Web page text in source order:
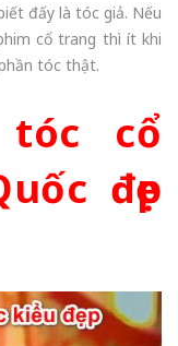
đấy là tóc giả. Nếu
cổ trang thì ít khi
tóc thật.
cổ
đẹp